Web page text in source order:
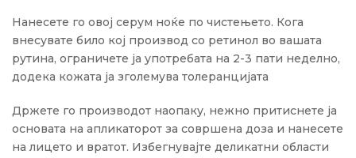
Нанесете го овој серум ноќе по чистењето. Кога
внесувате било кој производ со ретинол во вашата
рутина, ограничете ја употребата на 2-3 пати неделно,
додека кожата ја зголемува толеранцијата
Држете го производот наопаку, нежно притиснете ја
основата на апликаторот за совршена доза и нанесете
на лицето и вратот. Избегнувајте деликатни области